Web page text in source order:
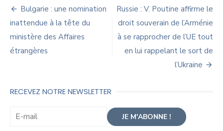
Navigation
de
l’article
Bulgarie : une nomination
inattendue à la tête du
ministère des Affaires
étrangères
Russie : V. Poutine affirme le
droit souverain de l’Arménie
à se rapprocher de l’UE tout
en lui rappelant le sort de
l’Ukraine
RECEVEZ NOTRE NEWSLETTER